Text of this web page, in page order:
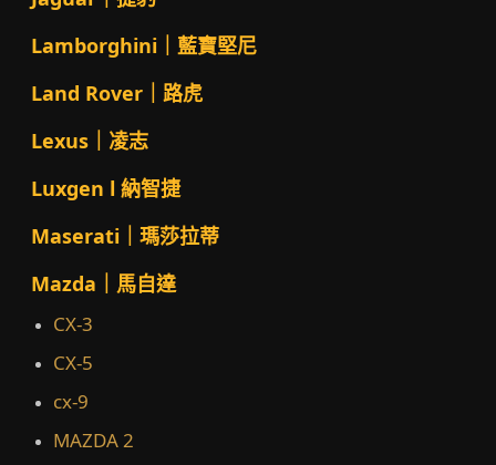
Lamborghini｜藍寶堅尼
Land Rover｜路虎
Lexus｜凌志
Luxgen l 納智捷
Maserati｜瑪莎拉蒂
Mazda｜馬自達
CX-3
CX-5
cx-9
MAZDA 2